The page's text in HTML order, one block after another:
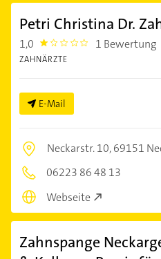
Petri Christina Dr.
1,0 1.0 1 Bewertung
ZAHNÄRZTE
E-Mail
Neckarstr. 10,69151
06223 86 48 13
Webseite
Zahnspange